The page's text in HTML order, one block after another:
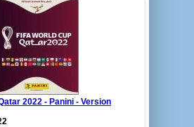
2022 - Panini - Version